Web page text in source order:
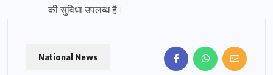
की सुविधा उपलब्ध है।
National News